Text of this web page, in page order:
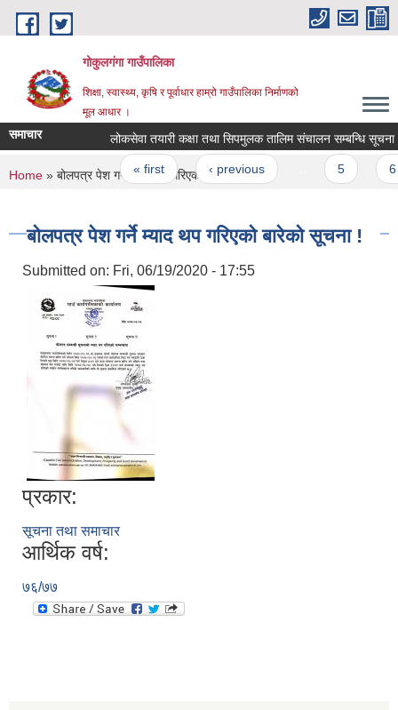
Skip to main content
गोकुलगंगा गाउँपालिका
शिक्षा, स्वास्थ्य, कृषि र पूर्वाधार हाम्रो गाउँपालिका निर्माणको
मूल आधार ।
समाचार लोकसेवा तयारी कक्षा तथा सिपमुलक तालिम संचालन सम्बन्धि सूचना |
Pages
« first ‹ previous
You are here
Home » बोलपत्र पेश गर्ने म्याद थप गरिएको बारेको सूचना !
बोलपत्र पेश गर्ने म्याद थप गरिएको बारेको सूचना !
Submitted on: Fri, 06/19/2020 - 17:55
प्रकार:
सूचना तथा समाचार
आर्थिक वर्ष:
७६/७७